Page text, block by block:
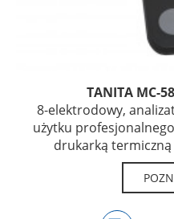
TANITA MC-
8-elektrodowy,
użytku
drukarką